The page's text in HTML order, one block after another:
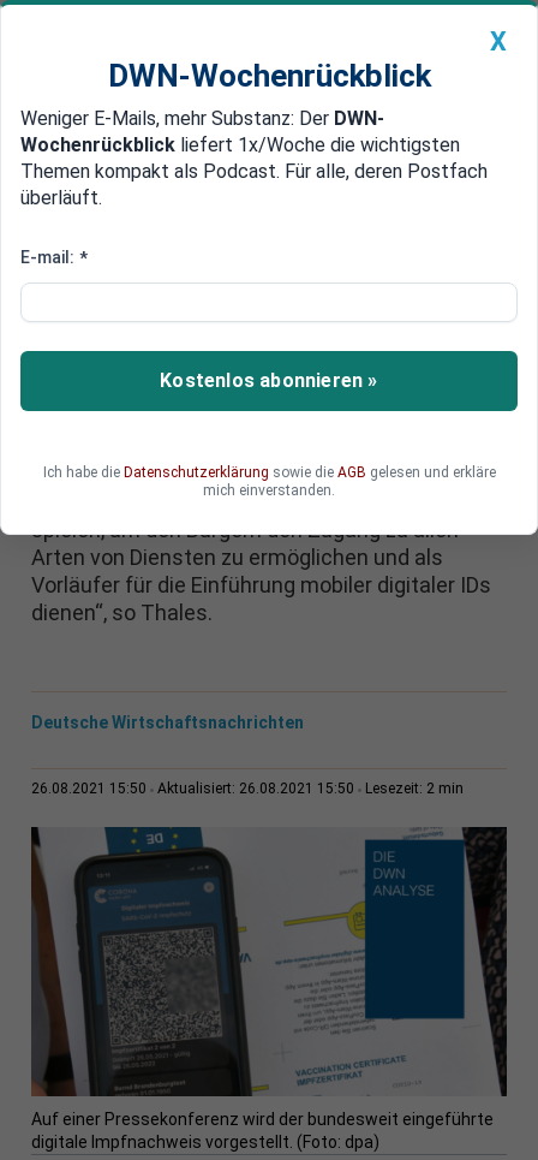
Newsticker MEIN DWN: Geldanlage Premium
Edelmetalle DWN-Magazin China
Digitale Impfpässe schaffen
ohne Bargeld
Der französische Rüstungskonzern "Thales"
berichtet, dass die digitalen Impfpässe eine gute
Führerscheine und weitere Dinge einzuführen.
„Digitale ,Impfpässe‘ werden eine Schlüsselrolle
spielen, um den Bürgern den Zugang zu allen
Arten von Diensten zu ermöglichen und als
Vorläufer für die Einführung mobiler digitaler IDs
dienen“, so Thales.
Deutsche Wirtschaftsnachrichten
26.08.2021 15:50 Aktualisiert: 26.08.2021 15:50 Lesezeit: 2 min
Auf einer Pressekonferenz wird der bundesweit eingeführte
digitale Impfnachweis vorgestellt. (Foto: dpa)
X
DWN-Wochenrückblick
Weniger E-Mails, mehr Substanz: Der DWN-
Wochenrückblick liefert 1x/Woche die wichtigsten
Themen kompakt als Podcast. Für alle, deren Postfach
überläuft.
E-mail: *
Kostenlos abonnieren »
Ich habe die Datenschutzerklärung sowie die AGB gelesen und erkläre
mich einverstanden.